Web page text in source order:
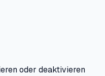
oder deaktivieren